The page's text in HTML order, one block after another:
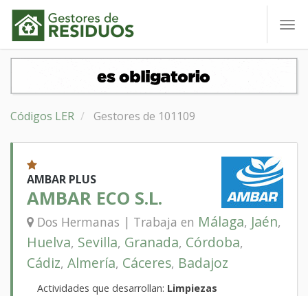
Códigos LER Gestores de 101109
AMBAR PLUS
AMBAR ECO S.L.
Dos Hermanas | Trabaja en Málaga, Jaén,
Huelva, Sevilla, Granada, Córdoba,
Cádiz, Almería, Cáceres, Badajoz
Actividades que desarrollan: Limpiezas